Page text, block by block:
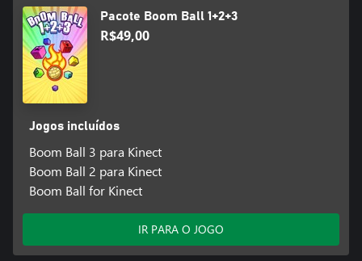
Pacote Boom Ball 1+2+3
R$49,00
Jogos incluídos
Boom Ball 3 para Kinect
Boom Ball 2 para Kinect
Boom Ball for Kinect
IR PARA O JOGO